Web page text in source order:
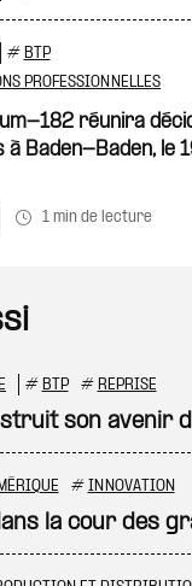
# BTP
PROFESSIONNELLES
182 réunira
à Baden-Baden, le
1 min de lecture
# BTP # REPRISE
son avenir
# INNOVATION
la cour des